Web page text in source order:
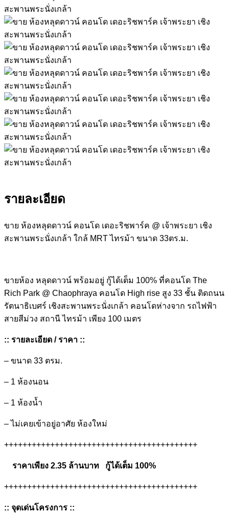
รายละเอียด
ขาย ห้องหลุดดาวน์ คอนโด เดอะริชพาร์ค @ เจ้าพระยา เชิง
สะพานพระนั่งเกล้า ใกล้ MRT ไทรม้า ขนาด 33ตร.ม.
ขายห้อง หลุดดาวน์ พร้อมอยู่ กู้ได้เต็ม 100% ที่คอนโด The
Rich Park @ Chaophraya คอนโด High rise สูง 33 ชั้น ติดถนน
รัตนาธิเบศร์ เชิงสะพานพระนั่งเกล้า คอนโดห่างจาก รถไฟฟ้า
สายสีม่วง สถานี ไทรม้า เพียง 100 เมตร
:: รายละเอียด /ราคา ::
– ขนาด 33 ตรม.
– 1 ห้องนอน
– 1 ห้องน้ำ
– ไม่เคยเข้าอยู่อาศัย ห้องใหม่
++++++++++++++++++++++++++++++++++++++++++
ราคาเพียง 2.35 ล้านบาท กู้ได้เต็ม 100%
++++++++++++++++++++++++++++++++++++++++++
:: จุดเด่นโครงการ ::